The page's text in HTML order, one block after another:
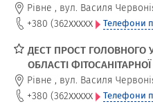
Рівне , вул. Василя
+380 (362xxxxx Телефони
ДЕСТ ПРОСТ ГОЛОВНОГО
ОБЛАСТІ
Рівне , вул. Василя
+380 (362xxxxx Телефони